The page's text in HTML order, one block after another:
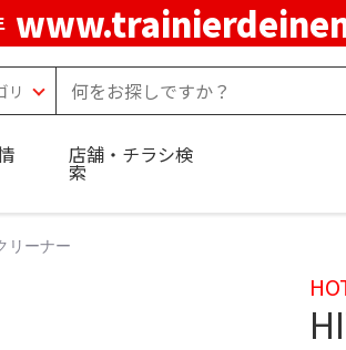
店舗・チラシ検
索
リーナー